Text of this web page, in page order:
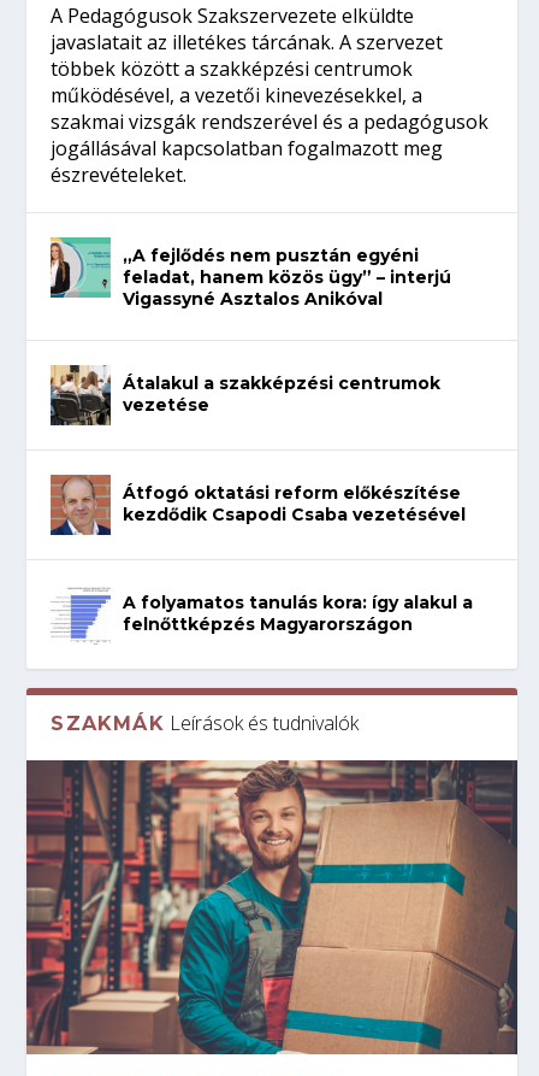
A Pedagógusok Szakszervezete elküldte
javaslatait az illetékes tárcának. A szervezet
többek között a szakképzési centrumok
működésével, a vezetői kinevezésekkel, a
szakmai vizsgák rendszerével és a pedagógusok
jogállásával kapcsolatban fogalmazott meg
észrevételeket.
„A fejlődés nem pusztán egyéni
feladat, hanem közös ügy” – interjú
Vigassyné Asztalos Anikóval
Átalakul a szakképzési centrumok
vezetése
Átfogó oktatási reform előkészítése
kezdődik Csapodi Csaba vezetésével
A folyamatos tanulás kora: így alakul a
felnőttképzés Magyarországon
SZAKMÁK Leírások és tudnivalók